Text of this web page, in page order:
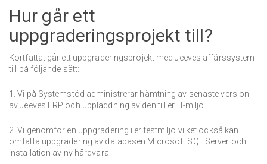
Hur går ett
uppgraderingsprojekt till?
Kortfattat går ett uppgraderingsprojekt med Jeeves affärssystem
till på följande sätt:
1. Vi på Systemstöd administrerar hämtning av senaste version
av Jeeves ERP och uppladdning av den till er IT-miljö.
2. Vi genomför en uppgradering i er testmiljö vilket också kan
omfatta uppgradering av databasen Microsoft SQL Server och
installation av ny hårdvara.